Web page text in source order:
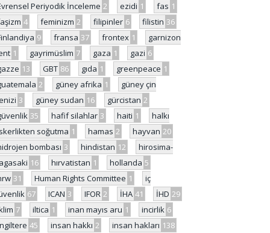
Periyodik İnceleme 2 ezidi 1 fas 1
4 feminizm 2 filipinler 6 filistin 36
9 fransa 37 frontex 1
garnizon
1 gayrimüslim 7 gaza 1 gazi 6
13 GBT 86 gıda 1 greenpeace 1
2 güney afrika 1
güney çin
3 güney sudan 16 gürcistan 2
35 hafif silahlar 3 haiti 1
halkı
soğutma 1 hamas 2 hayvan 20
bombası 3 hindistan 12
hirosima-
16 hırvatistan 1 hollanda 5
31 Human Rights Committee 1
iç
67 ICAN 3 IFOR 2 İHA 41 İHD 29
7 iltica 1 inan mayıs aru 1 incirlik 6
45 insan hakkı 2 insan hakları 138